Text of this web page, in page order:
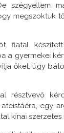
szégyellem
megszoktuk
fiatal
a gyermekei
őket, úgy
résztvevő
egy
kínai szerzetes